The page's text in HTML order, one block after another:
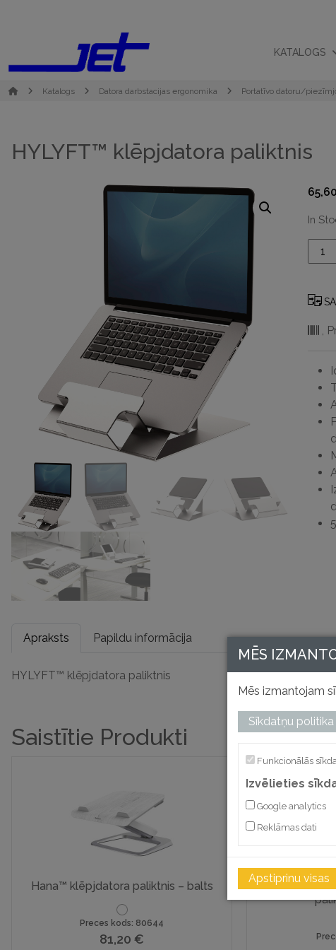
KATALOGS
Katalogs Datora darbstacijas ergonomika Portatīvo datoru/
HYLYFT™ klēpjdatora paliktnis
65,60
In
,
Apraksts Papildu informācija
HYLYFT™ klēpjdatora paliktnis
Saistītie Produkti
Hana™ klēpjdatora paliktnis – balts
Preces kods: 80644
81,20 €
Quick Lift
MĒS
Mēs izmantojam
Sīkdatņu politika
Funkcionālās
Izvēlieties
Google analytics
Reklāmas dati
Apstiprinu visas